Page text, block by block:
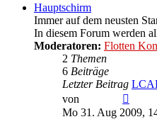
Hauptschirm
Immer auf dem neusten
In diesem Forum werden
Moderatoren: Flotten
2 Themen
6 Beiträge
Letzter Beitrag
von
Mo 31. Aug 2009,